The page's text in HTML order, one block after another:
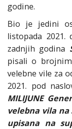
godine.
Bio je jedini
listopada
zadnjih godina
pisali o
velebne vile za
2021. pod
MILIJUNE
velebna vila na
upisana na